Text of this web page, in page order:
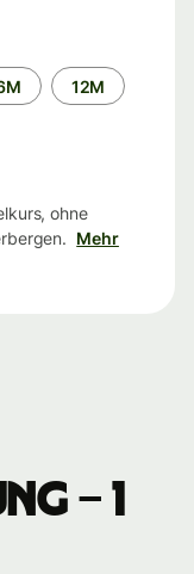
12M
ohne
Mehr
– 1